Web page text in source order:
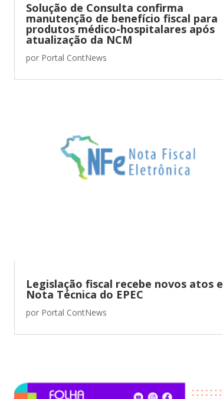
Solução de Consulta confirma
manutenção de benefício fiscal para
produtos médico-hospitalares após
atualização da NCM
por Portal ContNews
Legislação fiscal recebe novos atos e
Nota Técnica do EPEC
por Portal ContNews